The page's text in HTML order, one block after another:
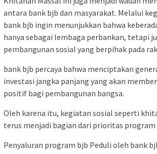
antara bank bjb dan masyarakat. Melalui
bank bjb ingin menunjukkan bahwa
hanya sebagai lembaga perbankan, tetapi
pembangunan sosial yang berpihak pada
bank bjb percaya bahwa menciptakan
investasi jangka panjang yang akan
positif bagi pembangunan bangsa.
Oleh karena itu, kegiatan sosial seperti
terus menjadi bagian dari prioritas program
Penyaluran program bjb Peduli oleh bank